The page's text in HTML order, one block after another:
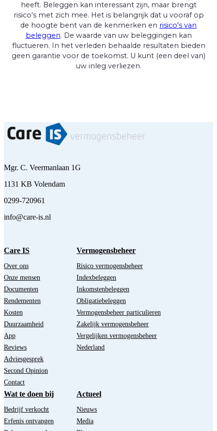
heeft. Beleggen kan interessant zijn, maar brengt
risico's met zich mee. Het is belangrijk dat u vooraf op
de hoogte bent van de kenmerken en risico's van
beleggen. De waarde van uw beleggingen kan
fluctueren. In het verleden behaalde resultaten bieden
geen garantie voor de toekomst. U kunt (een deel van)
uw inleg verliezen.
Mgr. C. Veermanlaan 1G
1131 KB Volendam
0299-720961
info@care-is.nl
Care IS
Over ons
Onze mensen
Documenten
Rendementen
Kosten
Duurzaamheid
App
Reviews
Adviesgesprek
Second Opinion
Contact
Vermogensbeheer
Risico vermogensbeheer
Indexbeleggen
Inkomstenbeleggen
Obligatiebeleggen
Vermogensbeheer particulieren
Zakelijk vermogensbeheer
Vergelijken vermogensbeheer
Nederland
Wat te doen bij
Bedrijf verkocht
Erfenis ontvangen
Actueel
Nieuws
Media